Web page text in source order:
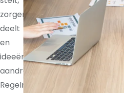
zorgen
deelt
en
ideeën
aandraagt.
Regelmatige